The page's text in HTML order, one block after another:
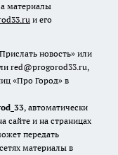
материалы
и его
новость» или
red@progorod33.ru,
«Про Город» в
, автоматически
сайте и на страницах
передать
материалы в